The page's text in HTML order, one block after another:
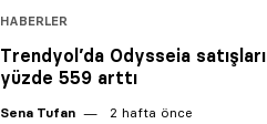
HABERLER
Trendyol’da Odysseia satışları
‎yüzde 559 arttı
Sena Tufan 2 hafta önce